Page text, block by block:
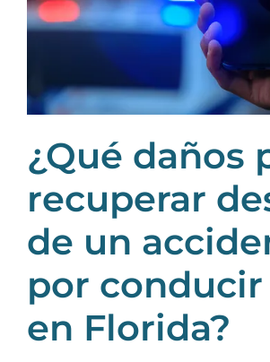
¿Qué daños
recuperar
de un
por
en Florida?